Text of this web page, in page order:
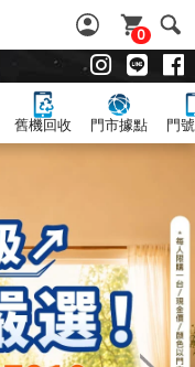
0
舊機回收 門市據點 門